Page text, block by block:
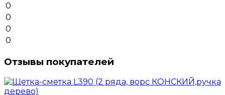
0
0
0
0
Отзывы покупателей